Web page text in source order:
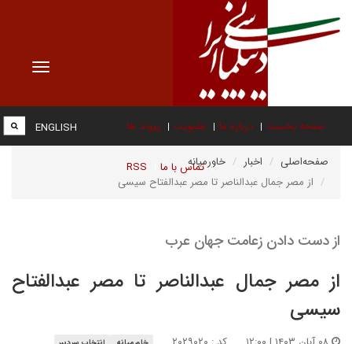
Toggle
صفحه نخست درباره ما عضویت پیوند ها
تماس با ما RSS
ENGLISH
صفحه‌اصلی اخبار
خاورمیانه
از مصر جمال عبدالناصر تا مصر عبدالفتاح سیسی
از دست دادن زعامت جهان عرب
از مصر جمال عبدالناصر تا مصر عبدالفتاح
سیسی